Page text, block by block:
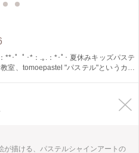
：*･ﾟ･ 夏休みキッズパステ
ます。 小学校高学年の方もとても楽し
が描ける、パステルシャインアートの